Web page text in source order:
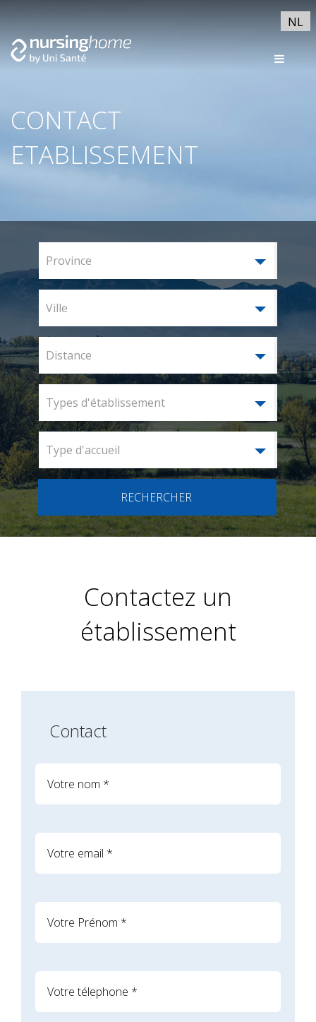
NL
CONTACT
ETABLISSEMENT
Province
Ville
Distance
Types d'établissement
Type d'accueil
RECHERCHER
Contactez un
établissement
Contact